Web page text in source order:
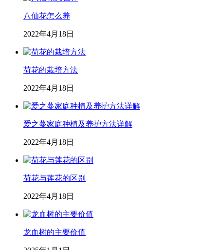
八仙花怎么养
2022年4月18日
荷花的栽培方法
2022年4月18日
爱之蔓家庭种植及养护方法详解
2022年4月18日
荷花与莲花的区别
2022年4月18日
龙血树的主要价值